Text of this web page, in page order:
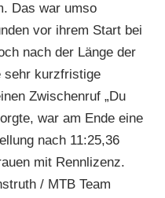
Das war umso
vor ihrem Start bei
nach der Länge der
sehr kurzfristige
Zwischenruf „Du
war am Ende eine
nach 11:25,36
mit Rennlizenz.
/ MTB Team